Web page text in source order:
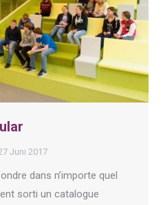
Juni 2017
dans n’importe quel
sorti un catalogue